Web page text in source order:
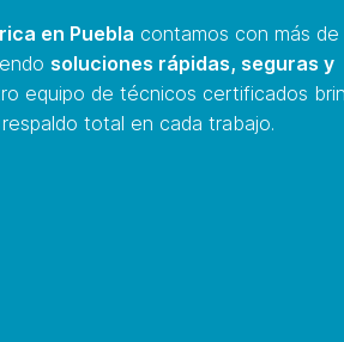
en Puebla contamos con más de
soluciones rápidas, seguras y
equipo de técnicos certificados
total en cada trabajo.